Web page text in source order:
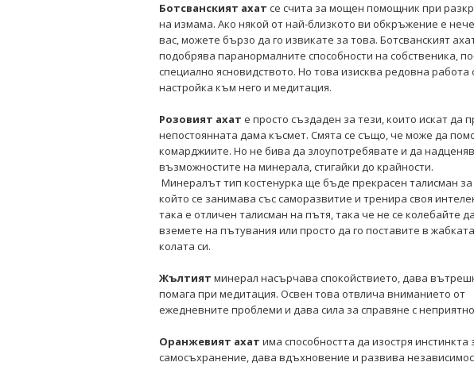
Ботсванският ахат се счита за мощен помощник при
на измама. Ако някой от най-близкото ви обкръжение е
вас, можете бързо да го извикате за това. Ботсванският
подобрява паранормалните способности на собственика,
специално ясновидството. Но това изисква редовна работа
настройка към него и медитация.
Розовият ахат е просто създаден за тези, които искат да
непостоянната дама късмет. Смята се също, че може да
комарджиите. Но не бива да злоупотребявате и да
възможностите на минерала, стигайки до крайности.
Минералът тип костенурка ще бъде прекрасен талисман за
който се занимава със саморазвитие и тренира своя
така е отличен талисман на пътя, така че не се колебайте
вземете на пътувания или просто да го поставите в
колата си.
Жълтият минерал насърчава спокойствието, дава
помага при медитация. Освен това отвлича вниманието от
ежедневните проблеми и дава сила за справяне с
Оранжевият ахат има способността да изостря инстинкта
самосъхранение, дава вдъхновение и развива